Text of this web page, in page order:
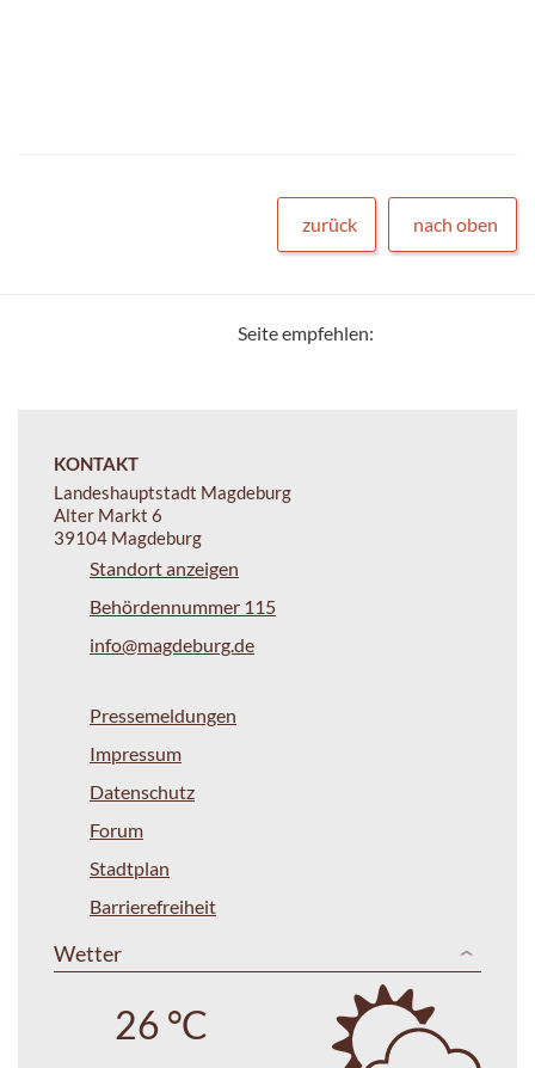
zurück nach oben
Seite empfehlen:
KONTAKT
Landeshauptstadt Magdeburg
Alter Markt 6
39104 Magdeburg
Standort anzeigen
Behördennummer 115
info@magdeburg.de
Pressemeldungen
Impressum
Datenschutz
Forum
Stadtplan
Barrierefreiheit
Wetter
26 °C